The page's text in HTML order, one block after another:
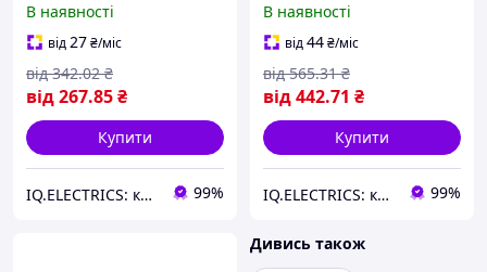
білий
В наявності
від27₴/міс
від267.85₴
від 342.02 ₴
Купити
IQ.ELECTRICS: купити електрику оптом 99%
В наявності
від44₴/міс
від442.71 ₴
від 565.31 ₴
Купити
IQ.ELECTRICS: купити електрику оптом 99%
Дивись також